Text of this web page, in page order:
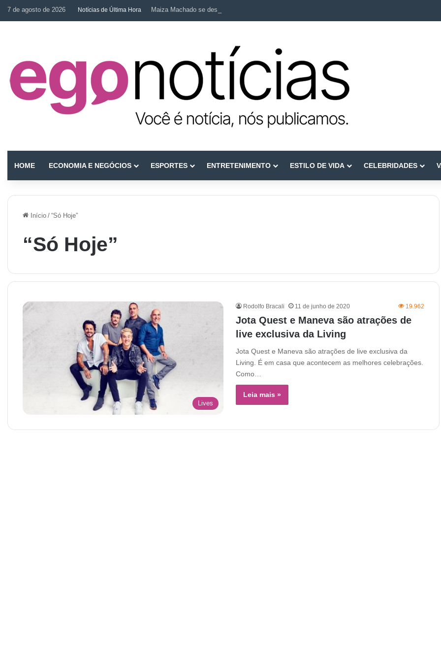
7 de agosto de 2026 Notícias de Última Hora Maiza Machado se destaca como referência em terapia capilar e saúde do couro cabeludo
HOME ECONOMIA E NEGÓCIOS ESPORTES ENTRETENIMENTO ESTILO DE VIDA CELEBRIDADES
Início / “Só Hoje”
“Só Hoje”
Lives
Rodolfo Bracali 11 de junho de 2020 19.962
Jota Quest e Maneva são atrações de
live exclusiva da Living
Jota Quest e Maneva são atrações de live exclusiva da
Living. É em casa que acontecem as melhores celebrações.
Como…
Leia mais »